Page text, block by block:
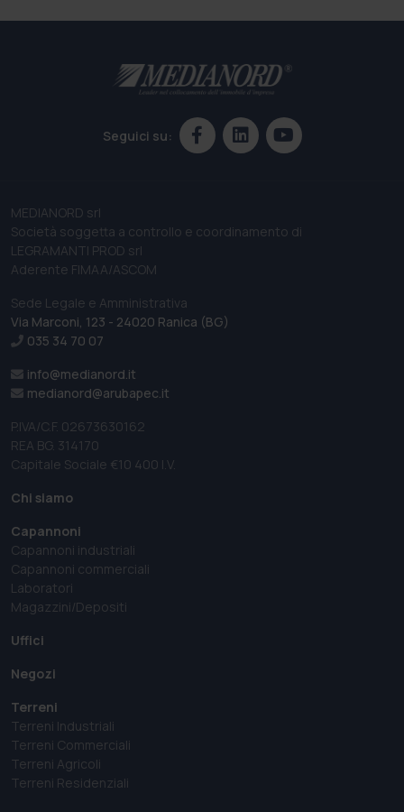
Seguici su:
MEDIANORD srl
Società soggetta a controllo e coordinamento di
LEGRAMANTI PROD srl
Aderente FIMAA/ASCOM
Sede Legale e Amministrativa
Via Marconi, 123 - 24020 Ranica (BG)
035 34 70 07
info@medianord.it
medianord@arubapec.it
P.IVA/C.F. 02673630162
REA BG. 314170
Capitale Sociale €10 400 I.V.
Chi siamo
Capannoni
Capannoni industriali
Capannoni commerciali
Laboratori
Magazzini/Depositi
Uffici
Negozi
Terreni
Terreni Industriali
Terreni Commerciali
Terreni Agricoli
Terreni Residenziali